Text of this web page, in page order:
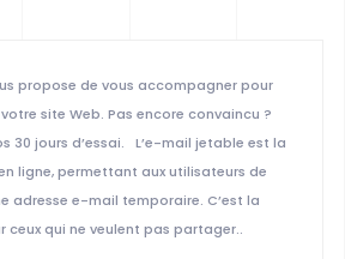
propose de vous accompagner pour
site Web. Pas encore convaincu ?
30 jours d’essai. L’e-mail jetable est la
ligne, permettant aux utilisateurs de
adresse e-mail temporaire. C’est la
ceux qui ne veulent pas partager..